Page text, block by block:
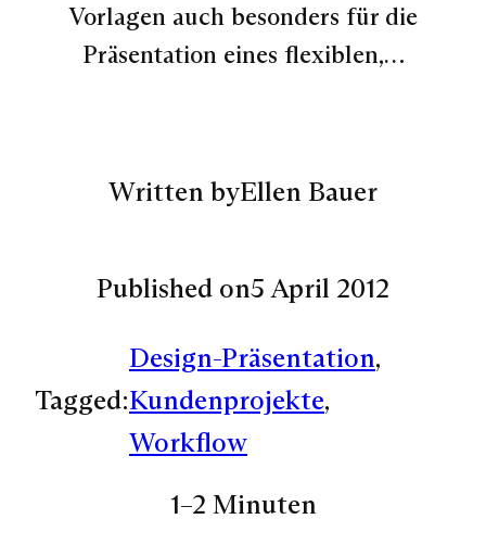
Vorlagen auch besonders für die
Präsentation eines flexiblen,…
Written byEllen Bauer
Published on5 April 2012
Tagged:
Design-Präsentation
Kundenprojekte
Workflow
1–2 Minuten